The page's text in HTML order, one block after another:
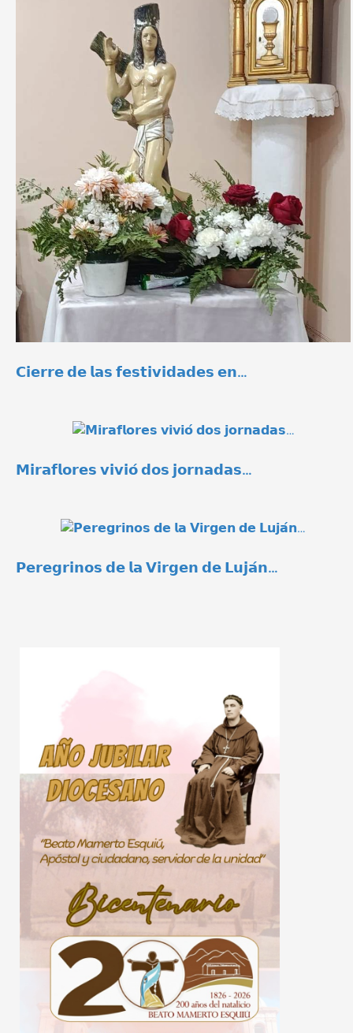
𝗖𝗶𝗲𝗿𝗿𝗲 𝗱𝗲 𝗹𝗮𝘀 𝗳𝗲𝘀𝘁𝗶𝘃𝗶𝗱𝗮𝗱𝗲𝘀 𝗲𝗻…
𝗠𝗶𝗿𝗮𝗳𝗹𝗼𝗿𝗲𝘀 𝘃𝗶𝘃𝗶𝗼́ 𝗱𝗼𝘀 𝗷𝗼𝗿𝗻𝗮𝗱𝗮𝘀…
𝗣𝗲𝗿𝗲𝗴𝗿𝗶𝗻𝗼𝘀 𝗱𝗲 𝗹𝗮 𝗩𝗶𝗿𝗴𝗲𝗻 𝗱𝗲 𝗟𝘂𝗷𝗮́𝗻…